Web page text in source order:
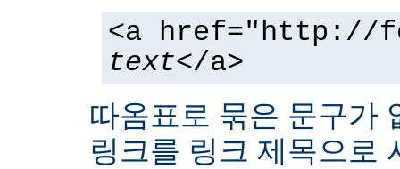
<a href="http://
text</a>
따옴표로 묶은 문구가
링크를 링크 제목으로